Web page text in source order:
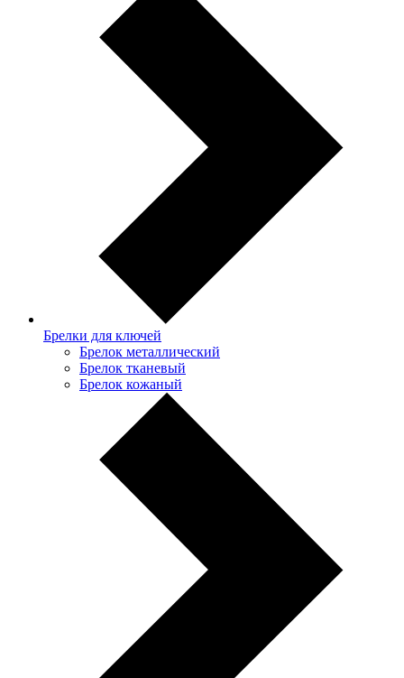
Брелки для ключей
Брелок металлический
Брелок тканевый
Брелок кожаный